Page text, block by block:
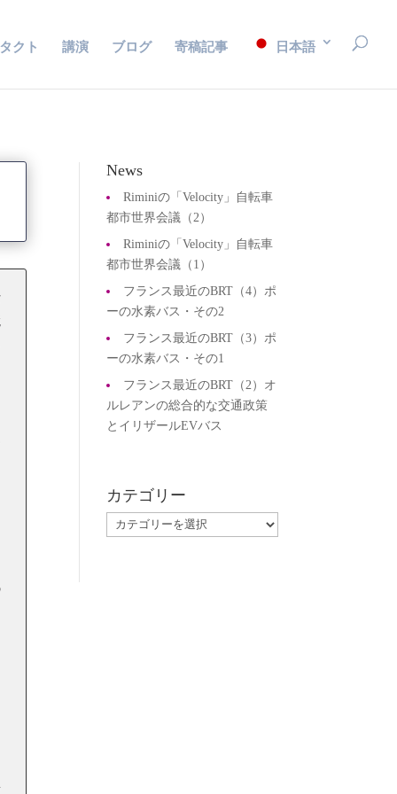
クト 講演 ブログ 寄稿記事 日本語
News
Riminiの「Velocity」自転車
都市世界会議（2）
Riminiの「Velocity」自転車
都市世界会議（1）
フランス最近のBRT（4）ポ
ーの水素バス・その2
フランス最近のBRT（3）ポ
ーの水素バス・その1
フランス最近のBRT（2）オ
ルレアンの総合的な交通政策
とイリザールEVバス
カテゴリー
カ